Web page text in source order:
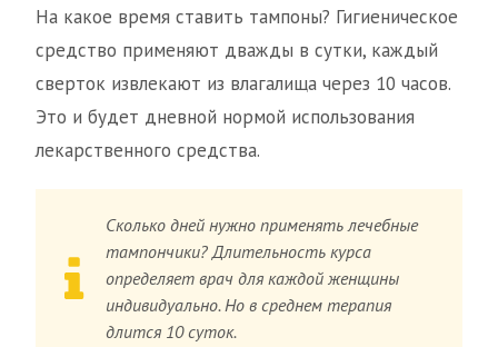
На какое время ставить тампоны? Гигиеническое
средство применяют дважды в сутки, каждый
сверток извлекают из влагалища через 10 часов.
Это и будет дневной нормой использования
лекарственного средства.
Сколько дней нужно применять лечебные
тампончики? Длительность курса
определяет врач для каждой женщины
индивидуально. Но в среднем терапия
длится 10 суток.